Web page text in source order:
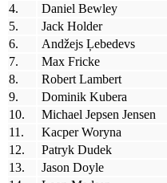
4.
Daniel Bewley
5.
Jack Holder
6.
Andžejs Ļebedevs
7.
Max Fricke
8.
Robert Lambert
9.
Dominik Kubera
10.
Michael Jepsen Jensen
11.
Kacper Woryna
12.
Patryk Dudek
13.
Jason Doyle